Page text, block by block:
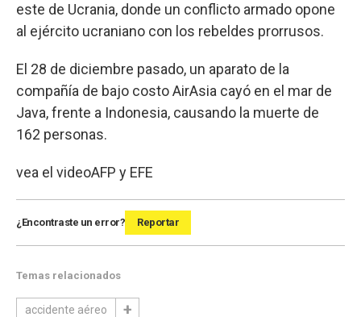
este de Ucrania, donde un conflicto armado opone
al ejército ucraniano con los rebeldes prorrusos.
El 28 de diciembre pasado, un aparato de la
compañía de bajo costo AirAsia cayó en el mar de
Java, frente a Indonesia, causando la muerte de
162 personas.
vea el videoAFP y EFE
¿Encontraste un error? Reportar
Temas relacionados
accidente aéreo